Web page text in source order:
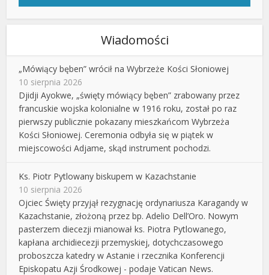
Wiadomości
„Mówiący bęben” wrócił na Wybrzeże Kości Słoniowej
10 sierpnia 2026
Djidji Ayokwe, „święty mówiący bęben” zrabowany przez
francuskie wojska kolonialne w 1916 roku, został po raz
pierwszy publicznie pokazany mieszkańcom Wybrzeża
Kości Słoniowej. Ceremonia odbyła się w piątek w
miejscowości Adjame, skąd instrument pochodzi.
Ks. Piotr Pytlowany biskupem w Kazachstanie
10 sierpnia 2026
Ojciec Święty przyjął rezygnację ordynariusza Karagandy w
Kazachstanie, złożoną przez bp. Adelio Dell’Oro. Nowym
pasterzem diecezji mianował ks. Piotra Pytlowanego,
kapłana archidiecezji przemyskiej, dotychczasowego
proboszcza katedry w Astanie i rzecznika Konferencji
Episkopatu Azji Środkowej - podaje Vatican News.